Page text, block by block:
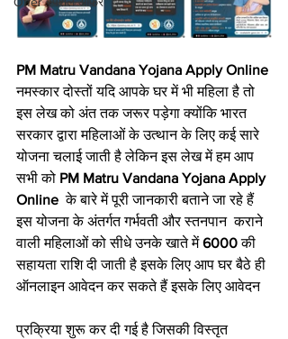
PM Matru Vandana Yojana Apply Online
नमस्कार दोस्तों यदि आपके घर में भी महिला है तो
इस लेख को अंत तक जरूर पड़ेगा क्योंकि भारत
सरकार द्वारा महिलाओं के उत्थान के लिए कई सारे
योजना चलाई जाती है लेकिन इस लेख में हम आप
सभी को PM Matru Vandana Yojana Apply
Online के बारे में पूरी जानकारी बताने जा रहे हैं
इस योजना के अंतर्गत गर्भवती और स्तनपान  कराने
वाली महिलाओं को सीधे उनके खाते में 6000 की
सहायता राशि दी जाती है इसके लिए आप घर बैठे ही
ऑनलाइन आवेदन कर सकते हैं इसके लिए आवेदन
प्रक्रिया शुरू कर दी गई है जिसकी विस्तृत